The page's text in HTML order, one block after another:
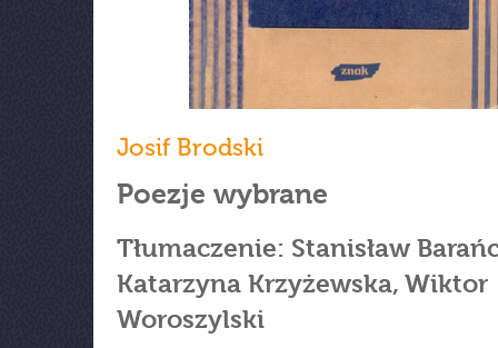
Josif Brodski
Poezje wybrane
Tłumaczenie: Stanisław
Katarzyna Krzyżewska, Wiktor
Woroszylski